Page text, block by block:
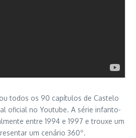
todos os 90 capítulos de Castelo
oficial no Youtube. A série infanto-
entre 1994 e 1997 e trouxe um
um cenário 360º.